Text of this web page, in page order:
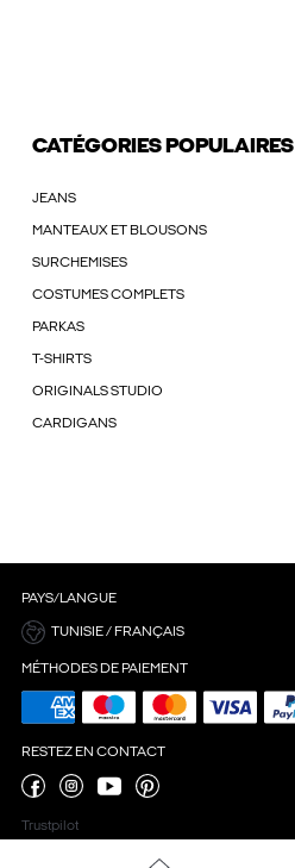
CATÉGORIES POPULAIRES
JEANS
MANTEAUX ET BLOUSONS
SURCHEMISES
COSTUMES COMPLETS
PARKAS
T-SHIRTS
ORIGINALS STUDIO
CARDIGANS
PAYS/LANGUE
TUNISIE / FRANÇAIS
MÉTHODES DE PAIEMENT
RESTEZ EN CONTACT
Trustpilot